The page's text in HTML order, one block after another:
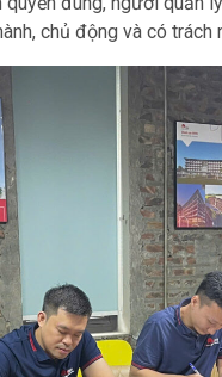
chủ động và có trách